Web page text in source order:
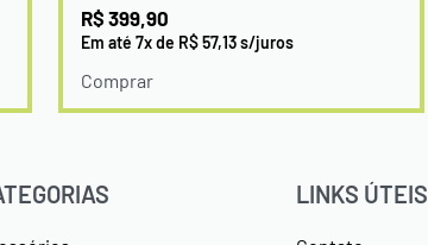
R$ 399,90
Em até 7x de R$57,13s/juros
Comprar
LINKS ÚTEIS